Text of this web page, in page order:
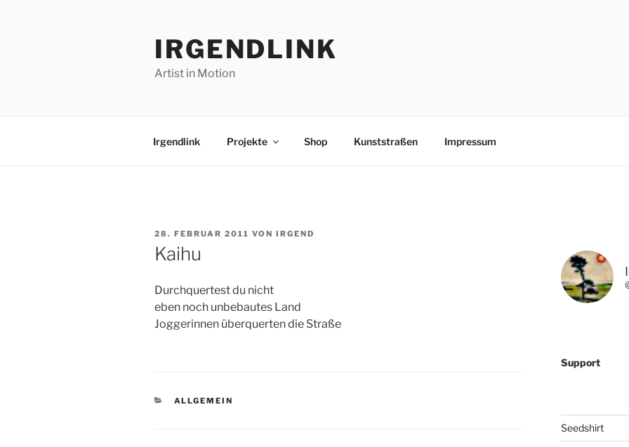
IRGENDLINK
Artist in Motion
Irgendlink Projekte Shop Kunststraßen Impressum
VERÖFFENTLICHT
AM
28. FEBRUAR 2011 VON IRGEND
Kaihu
Durchquertest du nicht
eben noch unbebautes Land
Joggerinnen überquerten die Straße
KATEGORIEN
ALLGEMEIN
Support
Seedshirt